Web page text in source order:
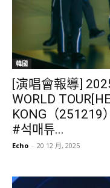
韓國
[演唱會報導]
WORLD
KONG（251219
#석매튜...
Echo - 20 12 月, 2025